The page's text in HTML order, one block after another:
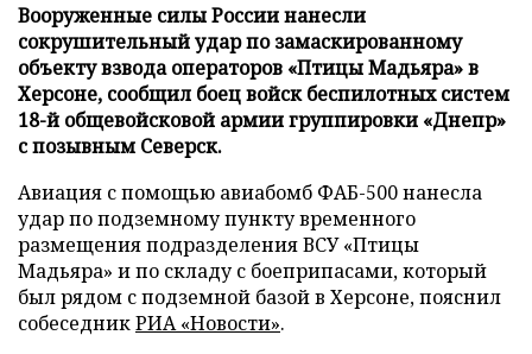
Вооруженные силы России нанесли
сокрушительный удар по замаскированному
объекту взвода операторов «Птицы Мадьяра» в
Херсоне, сообщил боец войск беспилотных систем
18-й общевойсковой армии группировки «Днепр»
с позывным Северск.
Авиация с помощью авиабомб ФАБ-500 нанесла
удар по подземному пункту временного
размещения подразделения ВСУ «Птицы
Мадьяра» и по складу с боеприпасами, который
был рядом с подземной базой в Херсоне, пояснил
собеседникРИА «Новости».